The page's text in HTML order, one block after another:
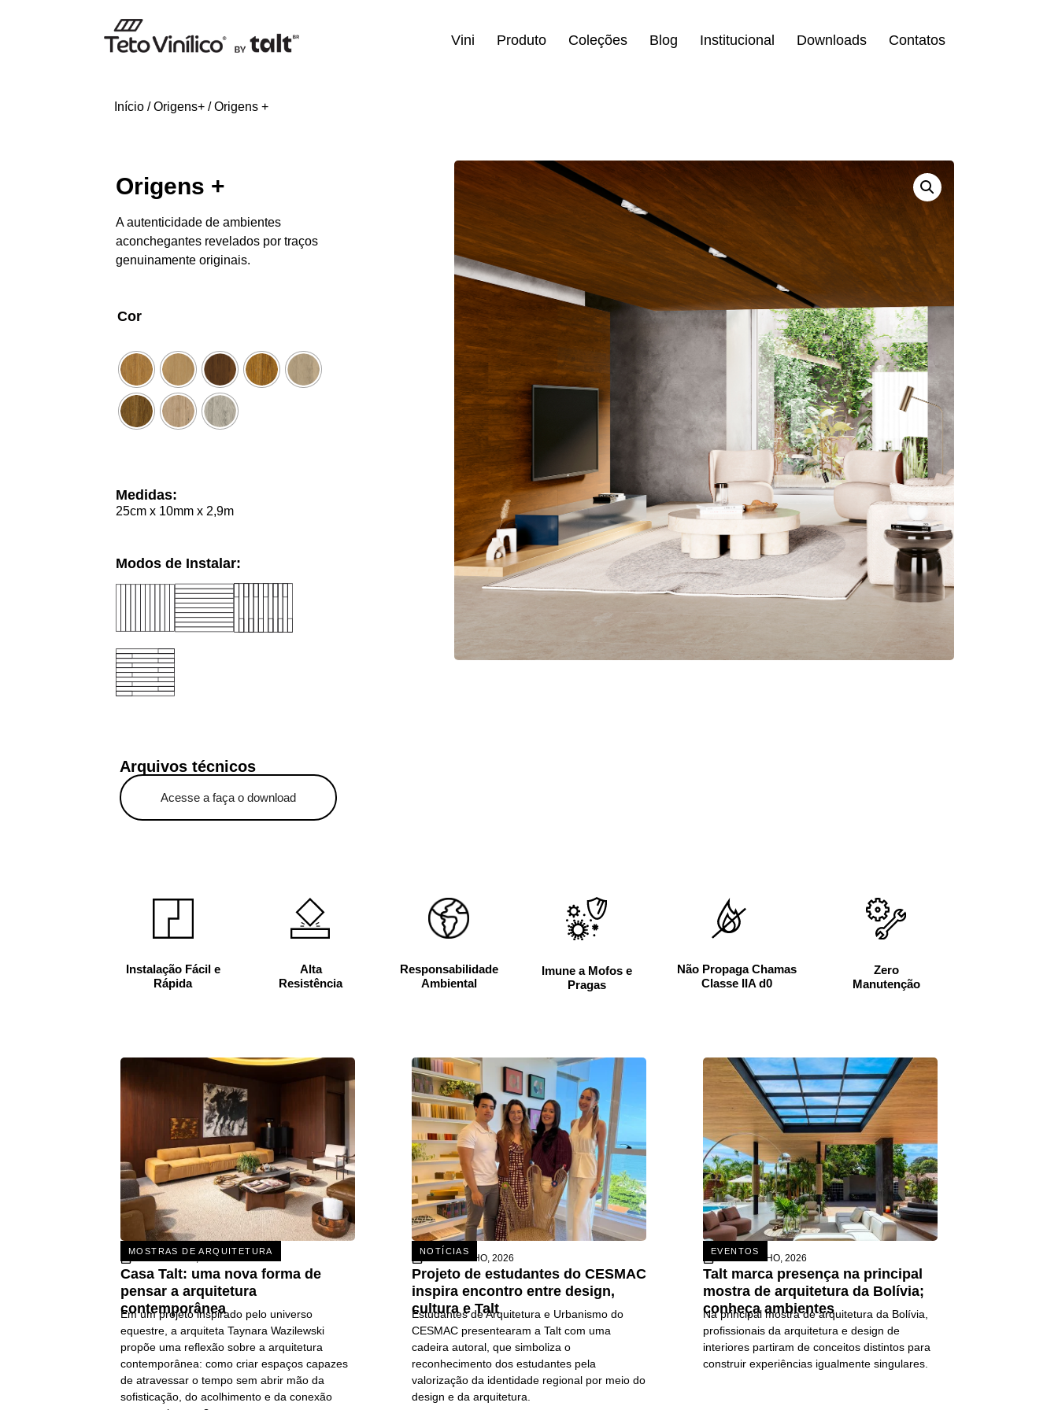
Vini Produto Coleções Blog Institucional Downloads Contatos
Início/Origens+/ Origens +
Origens +
A autenticidade de ambientes
aconchegantes revelados por traços
genuinamente originais.
Cor
Medidas:
25cm x 10mm x 2,9m
Modos de Instalar:
Arquivos técnicos
Acesse a faça o download
Instalação Fácil e
Rápida
Alta
Resistência
Responsabilidade
Ambiental
Imune a Mofos e
Pragas
Não Propaga Chamas
Classe IIA d0
Zero
Manutenção
MOSTRAS DE ARQUITETURA
31 DE JULHO, 2026
Casa Talt: uma nova forma de
pensar a arquitetura
contemporânea
Em um projeto inspirado pelo universo
equestre, a arquiteta Taynara Wazilewski
propõe uma reflexão sobre a arquitetura
contemporânea: como criar espaços capazes
de atravessar o tempo sem abrir mão da
sofisticação, do acolhimento e da conexão
NOTÍCIAS
15 DE JULHO, 2026
Projeto de estudantes do CESMAC
inspira encontro entre design,
cultura e Talt
Estudantes de Arquitetura e Urbanismo do
CESMAC presentearam a Talt com uma
cadeira autoral, que simboliza o
reconhecimento dos estudantes pela
valorização da identidade regional por meio do
design e da arquitetura.
EVENTOS
26 DE JUNHO, 2026
Talt marca presença na principal
mostra de arquitetura da Bolívia;
conheça ambientes
Na principal mostra de arquitetura da Bolívia,
profissionais da arquitetura e design de
interiores partiram de conceitos distintos para
construir experiências igualmente singulares.